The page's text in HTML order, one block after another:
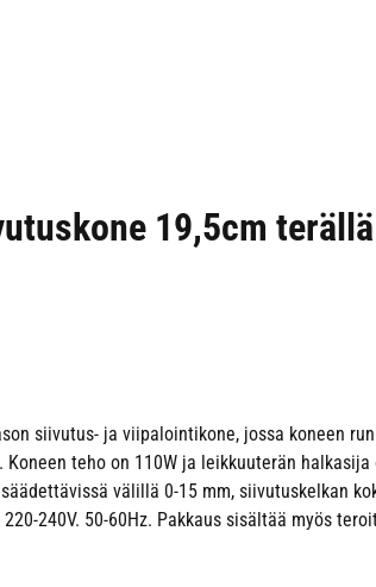
19,5cm terällä
siivutus- ja viipalointikone, jossa koneen
teho on 110W ja leikkuuterän halkasija
välillä 0-15 mm, siivutuskelkan
240V. 50-60Hz. Pakkaus sisältää myös